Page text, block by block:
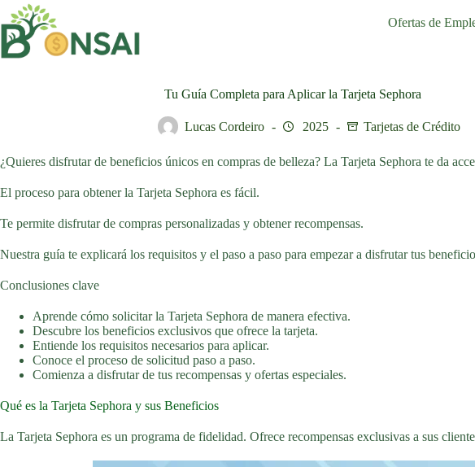
Saltar
al
contenido
Ofertas de
Tu Guía Completa para Aplicar la Tarjeta Sephora
Lucas Cordeiro 2025 Tarjetas de Crédito
¿Quieres disfrutar de beneficios únicos en compras de belleza? La Tarjeta Sephora te da
El proceso para obtener la Tarjeta Sephora es fácil.
Te permite disfrutar de compras personalizadas y obtener recompensas.
Nuestra guía te explicará los requisitos y el paso a paso para empezar a disfrutar tus
Conclusiones clave
Aprende cómo solicitar la Tarjeta Sephora de manera efectiva.
Descubre los beneficios exclusivos que ofrece la tarjeta.
Entiende los requisitos necesarios para aplicar.
Conoce el proceso de solicitud paso a paso.
Comienza a disfrutar de tus recompensas y ofertas especiales.
Qué es la Tarjeta Sephora y sus Beneficios
La Tarjeta Sephora es un programa de fidelidad. Ofrece recompensas exclusivas a sus